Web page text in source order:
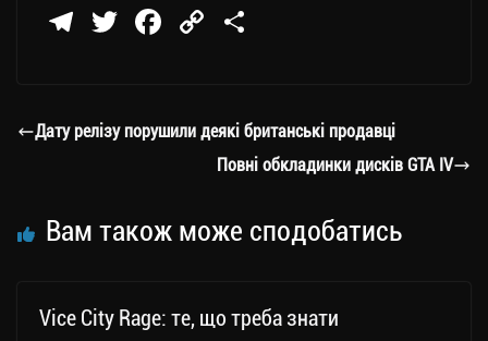
Te
a
T
er
Fa
ok
C
Li
nk
ли
ти
Дату релізу порушили деякі британські продавці
Повні обкладинки дисків GTA IV
Вам також може сподобатись
Vice City Rage: те, що треба знати